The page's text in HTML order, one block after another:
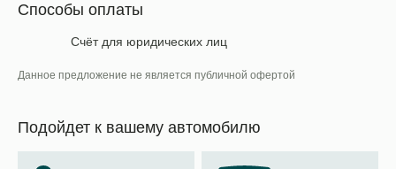
Способы оплаты
Счёт для юридических лиц
Данное предложение не является публичной офертой
Подойдет к вашему автомобилю